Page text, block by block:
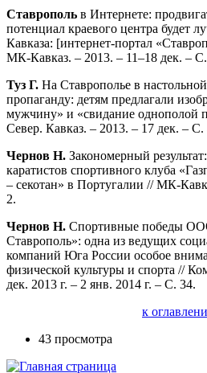
Ставрополь в Интернете:
потенциал краевого центра будет
Кавказа: [интернет-портал
МК-Кавказ. – 2013. – 11–18 дек. –
Туз Г. На Ставрополье в
пропаганду: детям предлагали
мужчину» и «свидание однополой
Север. Кавказ. – 2013. – 17 дек. – С.
Чернов Н. Закономерный
каратистов спортивного клуба
– секотан» в Португалии // МК-
2.
Чернов Н. Спортивные победы
Ставрополь»: одна из ведущих
компаний Юга России особое
физической культуры и спорта //
дек. 2013 г. – 2 янв. 2014 г. – С. 34.
к
43 просмотра